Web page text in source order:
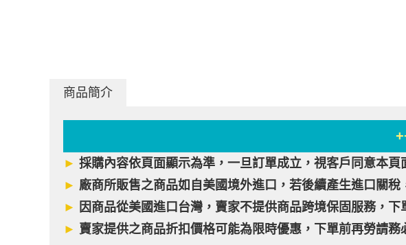
商品簡介
► 採購內容依頁面顯示為準，一旦訂單成立，視客戶同意本
► 廠商所販售之商品如自美國境外進口，若後續產生進口關
► 因商品從美國進口台灣，賣家不提供商品跨境保固服務，下
► 賣家提供之商品折扣價格可能為限時優惠，下單前再勞請務